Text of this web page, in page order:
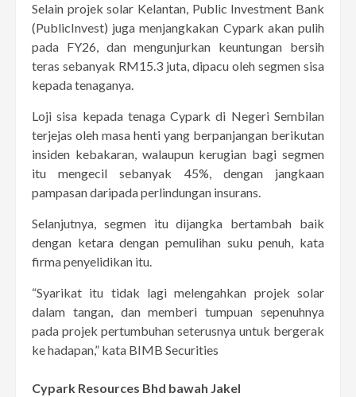
Selain projek solar Kelantan, Public Investment Bank
(PublicInvest) juga menjangkakan Cypark akan pulih
pada FY26, dan mengunjurkan keuntungan bersih
teras sebanyak RM15.3 juta, dipacu oleh segmen sisa
kepada tenaganya.
Loji sisa kepada tenaga Cypark di Negeri Sembilan
terjejas oleh masa henti yang berpanjangan berikutan
insiden kebakaran, walaupun kerugian bagi segmen
itu mengecil sebanyak 45%, dengan jangkaan
pampasan daripada perlindungan insurans.
Selanjutnya, segmen itu dijangka bertambah baik
dengan ketara dengan pemulihan suku penuh, kata
firma penyelidikan itu.
“Syarikat itu tidak lagi melengahkan projek solar
dalam tangan, dan memberi tumpuan sepenuhnya
pada projek pertumbuhan seterusnya untuk bergerak
ke hadapan,” kata BIMB Securities
Cypark Resources Bhd bawah Jakel